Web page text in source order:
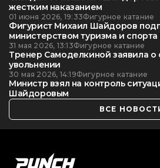
жестким наказанием
01 июня 2026, 19:33Фигурное катание
Фигурист Михаил Шайдоров
министерством туризма и спорта
31 мая 2026, 13:13Фигурное катание
Тренер Самоделкиной заявила о
увольнении
30 мая 2026, 14:19Фигурное катание
Министр взял на контроль
Шайдоровым
ВСЕ